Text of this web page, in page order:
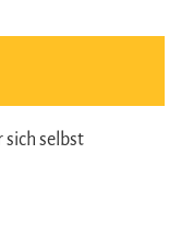
sich selbst